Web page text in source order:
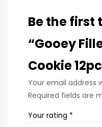
Be the first
“Gooey
Cookie
Your email address
Required fields are
Your rating *